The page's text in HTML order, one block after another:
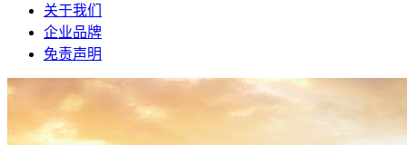
关于我们
企业品牌
免责声明